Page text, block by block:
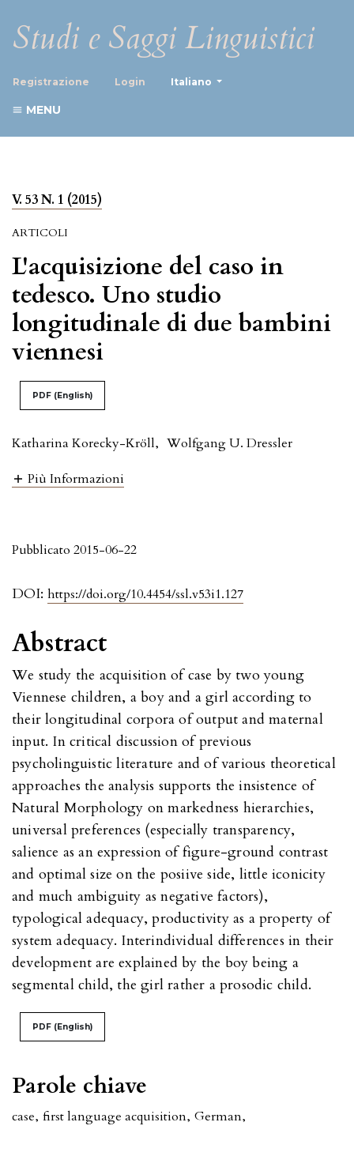
Studi e Saggi Linguistici
Registrazione Login Italiano
MENU
V. 53 N. 1 (2015)
ARTICOLI
L'acquisizione del caso in
tedesco. Uno studio
longitudinale di due bambini
viennesi
PDF (English)
Katharina Korecky-Kröll, Wolfgang U. Dressler
Più Informazioni
DOI: https://doi.org/10.4454/ssl.v53i1.127
Pubblicato 2015-06-22
Parole chiave
case, first language acquisition, German,
Abstract
We study the acquisition of case by two young
Viennese children, a boy and a girl according to
their longitudinal corpora of output and maternal
input. In critical discussion of previous
psycholinguistic literature and of various theoretical
approaches the analysis supports the insistence of
Natural Morphology on markedness hierarchies,
universal preferences (especially transparency,
salience as an expression of figure-ground contrast
and optimal size on the posiive side, little iconicity
and much ambiguity as negative factors),
typological adequacy, productivity as a property of
system adequacy. Interindividual differences in their
development are explained by the boy being a
segmental child, the girl rather a prosodic child.
PDF (English)